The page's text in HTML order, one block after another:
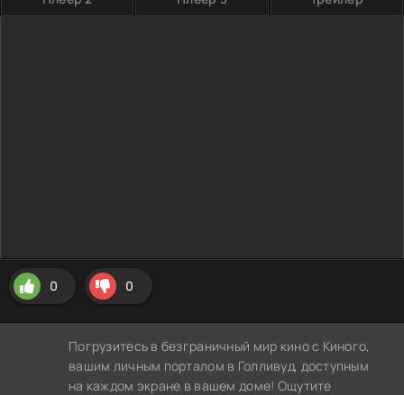
0 0
Погрузитесь в безграничный мир кино с Киного,
вашим личным порталом в Голливуд, доступным
на каждом экране в вашем доме! Ощутите